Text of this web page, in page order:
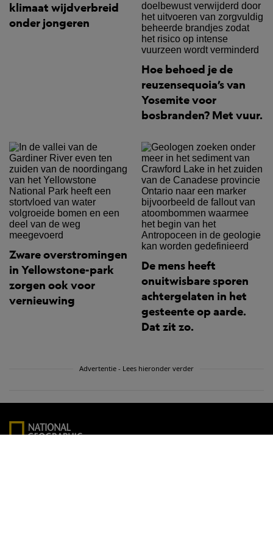
klimaat wijdverbreid
onder jongeren
Hoe behoed je de
reuzensequoia’s van
Yosemite voor
bosbranden? Met vuur.
Zware overstromingen
in Yellowstone-park
zorgen ook voor
vernieuwing
De mens heeft
onuitwisbare sporen
achtergelaten in het
gesteente op aarde.
Dat zit zo.
Advertentie - Lees hieronder verder